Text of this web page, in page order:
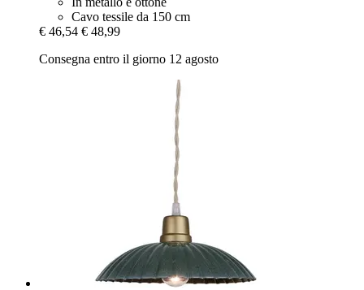
Cavo tessile da 150 cm
€ 46,54 € 48,99
Consegna entro il giorno 12 agosto